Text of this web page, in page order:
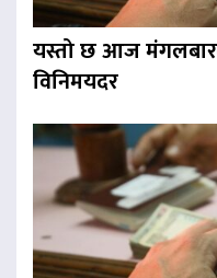
यस्तो छ आज
विनिमयदर